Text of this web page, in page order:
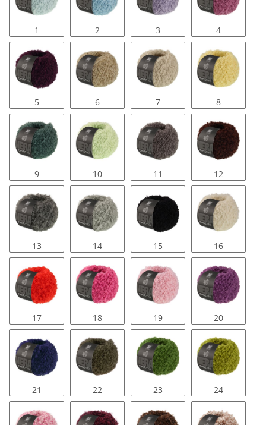
1 2 3 4
5 6 7 8
9 10 11 12
13 14 15 16
17 18 19 20
21 22 23 24